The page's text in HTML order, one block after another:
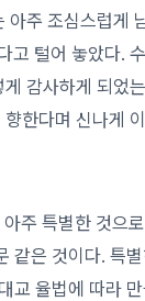
아주 조심스럽게
고 털어 놓았다.
감사하게 되었
한다며 신나게
주 특별한 것으
같은 것이다. 특
교 율법에 따라